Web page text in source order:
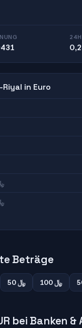
Riyal in Euro
Beträge
50 ﷼ 100 ﷼
bei Banken